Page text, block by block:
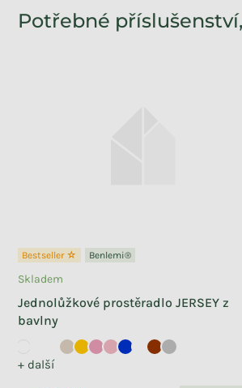
Potřebné
Bestseller ☆ Benlemi®
Jednolůžkové prostěradlo JERSEY z
bavlny
+ další
Skladem